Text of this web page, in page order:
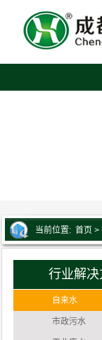
当前位置: 首页 >
行业解决
自来水
市政污水